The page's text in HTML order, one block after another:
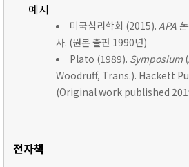
예시
미국심리학회 (2015). APA
사. (원본 출판 1990년)
Plato (1989). Symposium
Woodruff, Trans.). Hackett
(Original work published
전자책